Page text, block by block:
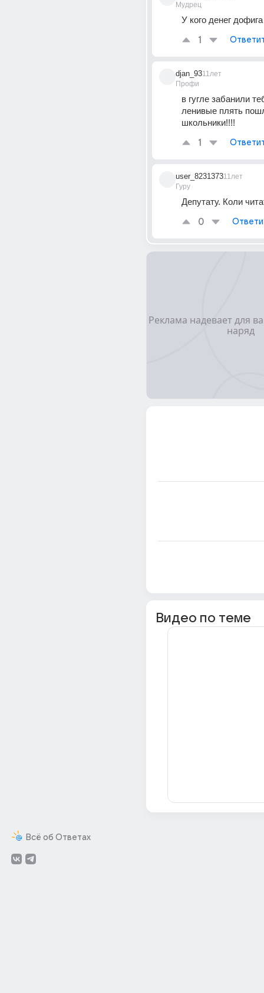
Всё об Ответах
Мудрец
У кого денег дофига
1
djan_93
Профи
11лет
в гугле забанили
ленивые плять
школьники!!!!
1
user_8231373
Гуру
11лет
Депутату. Коли
0
Видео по теме